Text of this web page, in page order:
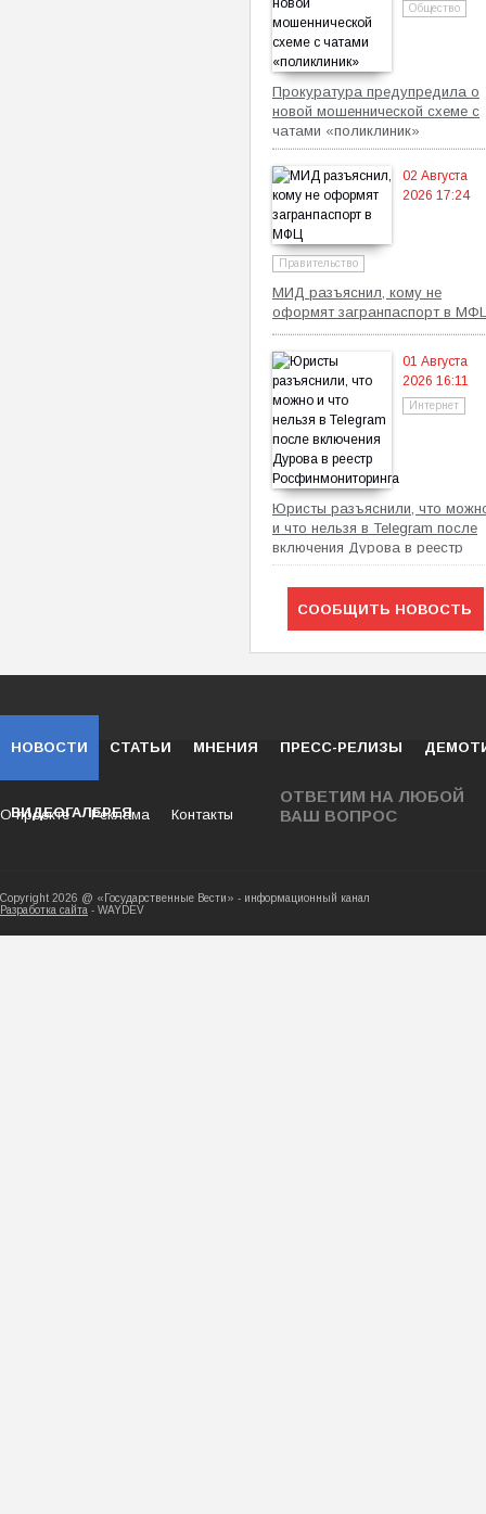
Общество
Прокуратура предупредила о
новой мошеннической схеме с
чатами «поликлиник»
02 Августа
2026 17:24
Правительство
МИД разъяснил, кому не
оформят загранпаспорт в
01 Августа
2026 16:11
Интернет
Юристы разъяснили, что
и что нельзя в Telegram после
включения Дурова в реестр
Росфинмониторинга
СООБЩИТЬ НОВОСТЬ
НОВОСТИ СТАТЬИ МНЕНИЯ ПРЕСС-РЕЛИЗЫ
ВИДЕОГАЛЕРЕЯ
ОТВЕТИМ НА ЛЮБОЙ
ВАШ ВОПРОС
О проекте Реклама Контакты
Copyright 2026 @ «Государственные Вести» -
Разработка сайта - WAYDEV